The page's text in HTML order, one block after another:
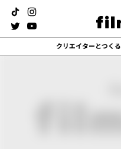
クリエイターとつくる